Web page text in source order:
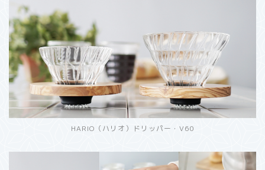
HARIO（ハリオ）ドリッパー・V60